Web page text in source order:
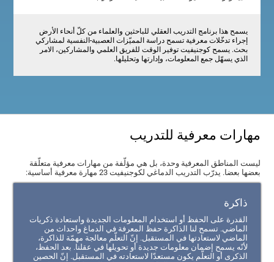
يسمح هذا برنامج التدريب العقلي للباحثين والعلماء من كلّ أنحاء الأرض
إجراء تدخّلات معرفية تسمح دراسة المميّزات العصبية-النفسية لمشاركي
بحث. يسمح كوجنيفيت توفير الوقت للفريق العلمي والمشاركين، الامر
الذي يسهّل جمع المعلومات، وإدارتها وتحليلها.
مهارات معرفية للتدريب
ليست المناطق المعرفية وحدة، بل هي مؤلّفة من مهارات معرفية متعلّقة
بعضها بعضا. يدرّب التدريب الدماغي لكوجنيفيت 23 مهارة معرفية أساسية:
ذاكرة
القدرة على الحفظ أو استخدام المعلومات الجديدة واستعادة ذكريات
الماضي. تسمح لنا الذاكرة حفظ المعرفة في الدماغ واحداث من
الماضي لاستعادتها في المستقبل. إنّ التعلّم معالجة مهمّة للذاكرة،
لأنّه يسمح إضمان معلومات جديدة أو تحويلها في عقلنا. بعد الحفظ،
الذكرى أو التعلّم يكون مستعدّا لاستعادته في المستقبل. إنّ الحصين